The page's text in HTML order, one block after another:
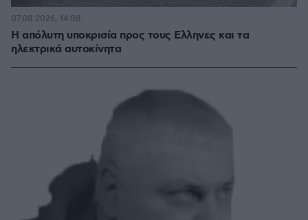
Η απόλυτη υποκρισία προς τους Ελληνες και τα
ηλεκτρικά αυτοκίνητα
07.08.2026, 14:08